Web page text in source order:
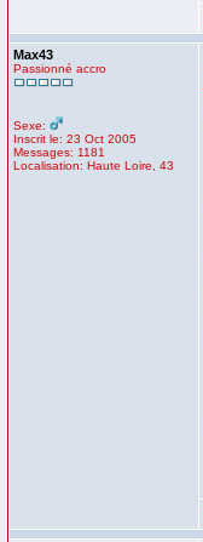
Max43
Passionné accro
Sexe:
Inscrit le: 23 Oct 2005
Messages: 1181
Localisation: Haute Loire, 43